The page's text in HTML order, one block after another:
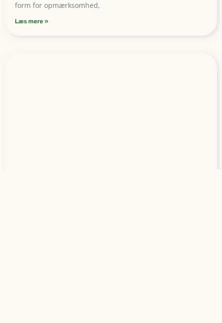
form for opmærksomhed,
Læs mere »